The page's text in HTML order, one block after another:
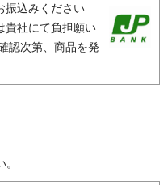
振込みください
貴社にて負担願い
認次第、商品を発